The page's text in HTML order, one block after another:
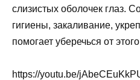
слизистых оболочек глаз.
гигиены, закаливание,
помогает уберечься от
https://youtu.be/